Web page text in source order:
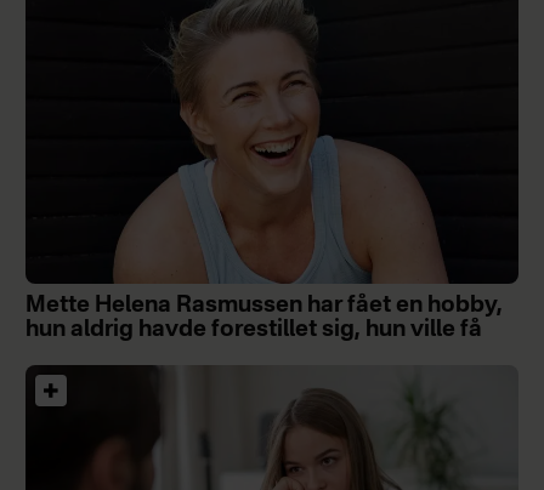
Mette Helena Rasmussen har fået en hobby,
hun aldrig havde forestillet sig, hun ville få